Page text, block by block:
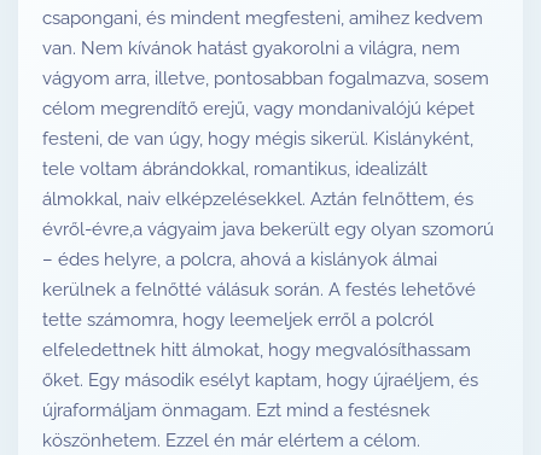
csapongani, és mindent megfesteni, amihez kedvem
van. Nem kívánok hatást gyakorolni a világra, nem
vágyom arra, illetve, pontosabban fogalmazva, sosem
célom megrendítő erejű, vagy mondanivalójú képet
festeni, de van úgy, hogy mégis sikerül. Kislányként,
tele voltam ábrándokkal, romantikus, idealizált
álmokkal, naiv elképzelésekkel. Aztán felnőttem, és
évről-évre,a vágyaim java bekerült egy olyan szomorú
– édes helyre, a polcra, ahová a kislányok álmai
kerülnek a felnőtté válásuk során. A festés lehetővé
tette számomra, hogy leemeljek erről a polcról
elfeledettnek hitt álmokat, hogy megvalósíthassam
őket. Egy második esélyt kaptam, hogy újraéljem, és
újraformáljam önmagam. Ezt mind a festésnek
köszönhetem. Ezzel én már elértem a célom.